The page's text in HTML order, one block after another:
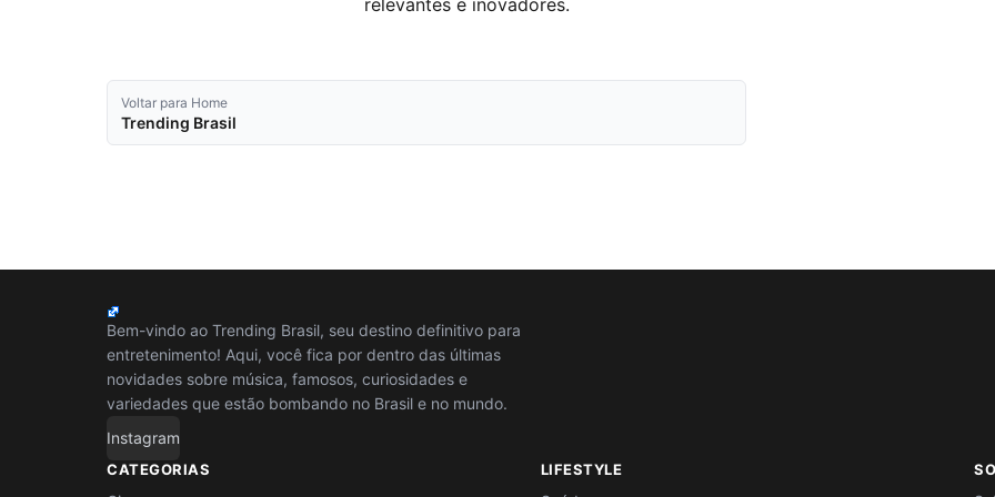
Voltar para Home
Trending Brasil
Bem-vindo ao Trending Brasil, seu destino definitivo para
entretenimento! Aqui, você fica por dentro das últimas
novidades sobre música, famosos, curiosidades e
variedades que estão bombando no Brasil e no mundo.
Instagram
CATEGORIAS LIFESTYLE